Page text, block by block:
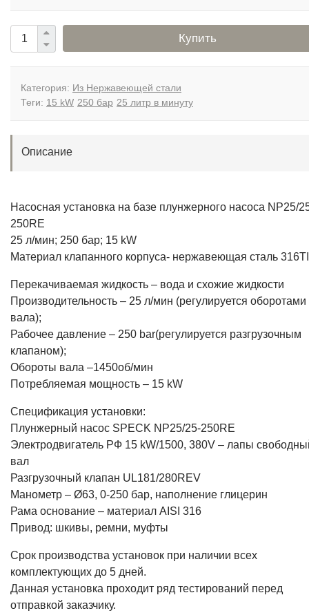
Купить
Категория: Из Нержавеющей стали
Теги: 15 kW 250 бар 25 литр в минуту
Описание
Насосная установка на базе плунжерного насоса NP25/
250RE
25 л/мин; 250 бар; 15 kW
Материал клапанного корпуса- нержавеющая сталь 316TI
Перекачиваемая жидкость – вода и схожие жидкости
Производительность – 25 л/мин (регулируется оборотами
вала);
Рабочее давление – 250 bar(регулируется разгрузочным
клапаном);
Обороты вала –1450об/мин
Потребляемая мощность – 15 kW
Спецификация установки:
Плунжерный насос SPECK NP25/25-250RE
Электродвигатель РФ 15 kW/1500, 380V – лапы
вал
Разгрузочный клапан UL181/280REV
Манометр – Ø63, 0-250 бар, наполнение глицерин
Рама основание – материал AISI 316
Привод: шкивы, ремни, муфты
Срок производства установок при наличии всех
комплектующих до 5 дней.
Данная установка проходит ряд тестирований перед
отправкой заказчику.